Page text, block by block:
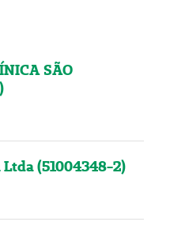
SÃO
(51004348-2)